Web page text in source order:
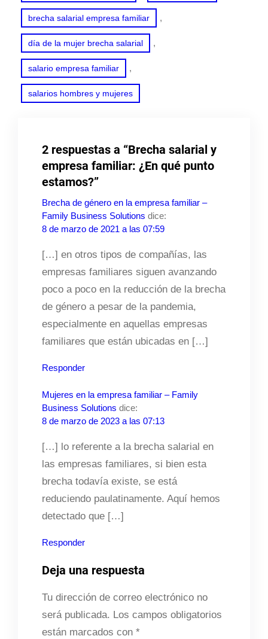
brecha salarial empresa familiar ,
día de la mujer brecha salarial ,
salario empresa familiar ,
salarios hombres y mujeres
2 respuestas a “Brecha salarial y
empresa familiar: ¿En qué punto
estamos?”
Brecha de género en la empresa familiar –
Family Business Solutions dice:
8 de marzo de 2021 a las 07:59
[…] en otros tipos de compañías, las
empresas familiares siguen avanzando
poco a poco en la reducción de la brecha
de género a pesar de la pandemia,
especialmente en aquellas empresas
familiares que están ubicadas en […]
Responder
Mujeres en la empresa familiar – Family
Business Solutions dice:
8 de marzo de 2023 a las 07:13
[…] lo referente a la brecha salarial en
las empresas familiares, si bien esta
brecha todavía existe, se está
reduciendo paulatinamente. Aquí hemos
detectado que […]
Responder
Deja una respuesta
Tu dirección de correo electrónico no
será publicada. Los campos obligatorios
están marcados con *